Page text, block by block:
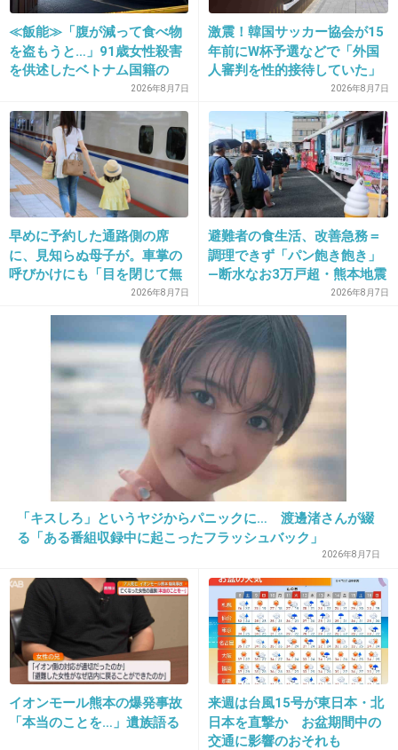
犯人を完全に嫌いにはなれない
+160 -0
20. 匿名 2014/08/17(日) 21:31:19
悲恋湖殺人事件
先輩がジェイソンだったやつ
+193 -3
2014/08/17(日) 21:32:39
剛がしていた頃のドラマの印象が強くて漫画で
読み返して見ていた。
+33
最近のだと獄門塾のトリックが良かった！
あとロシア館の殺人事件が好き。
事件解決までは他のと大差ないけど、最終話の
後日談がなんとも後味が悪くて良い。
+87 -3
≪飯能≫「腹が減って食べ物
を盗もうと…」91歳女性殺害
を供述したベトナム国籍の
男、在留資格なし…奪った車
で“3台追突”の逃走劇
2026年8月7日
激震！韓国サッカー協会が15
年前にW杯予選などで「外国
人審判を性的接待していた」
疑惑のスキャンダルが発覚！
7試合20人が対象で日本人審
判が含まれていたとの指摘
も…
2026年8月7日
早めに予約した通路側の席
に、見知らぬ母子が。車掌の
呼びかけにも「目を閉じて無
視」して居座られました。無
理やり奪われた席は、結
局“やったもん勝ち”になって
しまうのでしょうか？
2026年8月7日
避難者の食生活、改善急務＝
調理できず「パン飽き飽き」
―断水なお3万戸超・熊本地震
2026年8月7日
「キスしろ」というヤジからパニックに… 渡邊渚さんが綴
る「ある番組収録中に起こったフラッシュバック」
2026年8月7日
イオンモール熊本の爆発事故
「本当のことを…」遺族語る
来週は台風15号が東日本・北
日本を直撃か お盆期間中の
交通に影響のおそれも